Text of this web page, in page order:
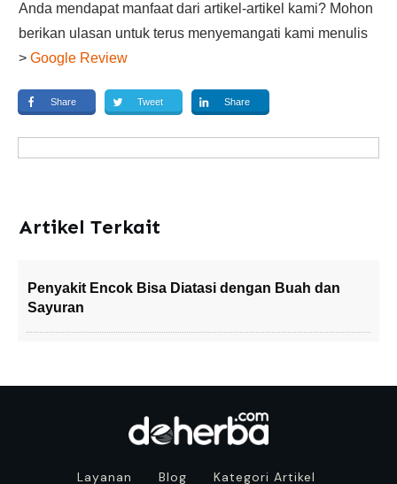
Anda mendapat manfaat dari artikel-artikel kami? Mohon
berikan ulasan untuk terus menyemangati kami menulis
> Google Review
Share Tweet Share
Artikel Terkait
Penyakit Encok Bisa Diatasi dengan Buah dan
Sayuran
Layanan Blog Kategori Artikel